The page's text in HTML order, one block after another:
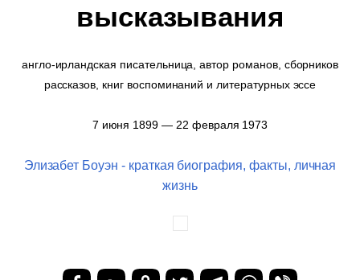
высказывания
англо-ирландская писательница, автор романов, сборников
рассказов, книг воспоминаний и литературных эссе
7 июня 1899 — 22 февраля 1973
Элизабет Боуэн - краткая биография, факты, личная
жизнь